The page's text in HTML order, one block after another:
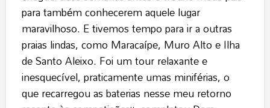
para também conhecerem aquele lugar
maravilhoso. E tivemos tempo para ir a outras
praias lindas, como Maracaípe, Muro Alto e Ilha
de Santo Aleixo. Foi um tour relaxante e
inesquecível, praticamente umas miniférias, o
que recarregou as baterias nesse meu retorno